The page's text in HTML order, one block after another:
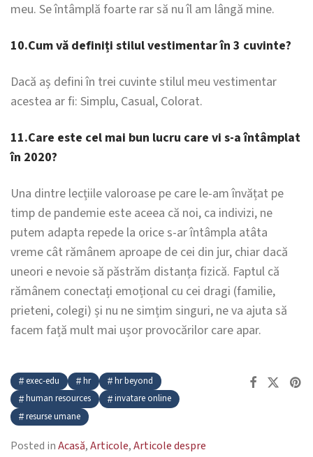
meu. Se întâmplă foarte rar să nu îl am lângă mine.
10.Cum vă definiți stilul vestimentar în 3 cuvinte?
Dacă aș defini în trei cuvinte stilul meu vestimentar
acestea ar fi: Simplu, Casual, Colorat.
11.Care este cel mai bun lucru care vi s-a întâmplat
în 2020?
Una dintre lecțiile valoroase pe care le-am învățat pe
timp de pandemie este aceea că noi, ca indivizi, ne
putem adapta repede la orice s-ar întâmpla atâta
vreme cât rămânem aproape de cei din jur, chiar dacă
uneori e nevoie să păstrăm distanța fizică. Faptul că
rămânem conectați emoțional cu cei dragi (familie,
prieteni, colegi) și nu ne simțim singuri, ne va ajuta să
facem față mult mai ușor provocărilor care apar.
exec-edu hr
hr beyond
human resources
invatare online
resurse umane
Posted inAcasă,Articole,Articole despre